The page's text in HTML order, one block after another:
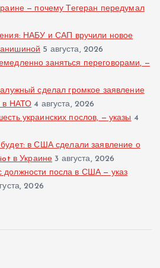
— почему Тегеран передумал
НАБУ и САП вручили новое
5 августа, 2026
заняться переговорами, —
сделал громкое заявление
в НАТО 4 августа, 2026
украинских послов, — указы 4
в США сделали заявление о
в Украине 3 августа, 2026
посла в США — указ
2026